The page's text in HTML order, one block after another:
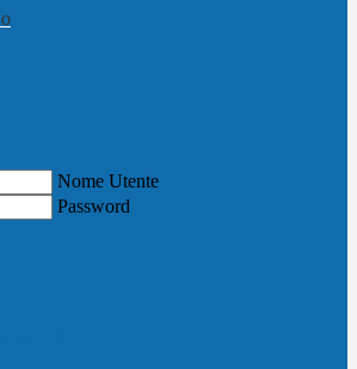
Nome Utente
Password